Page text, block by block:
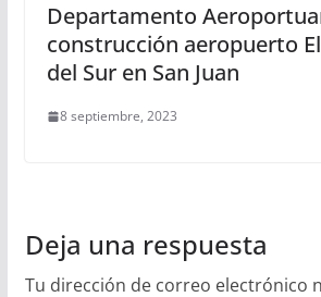
Departamento
construcción aeropuerto
del Sur en San Juan
8 septiembre, 2023
Deja una respuesta
Tu dirección de correo electrónico